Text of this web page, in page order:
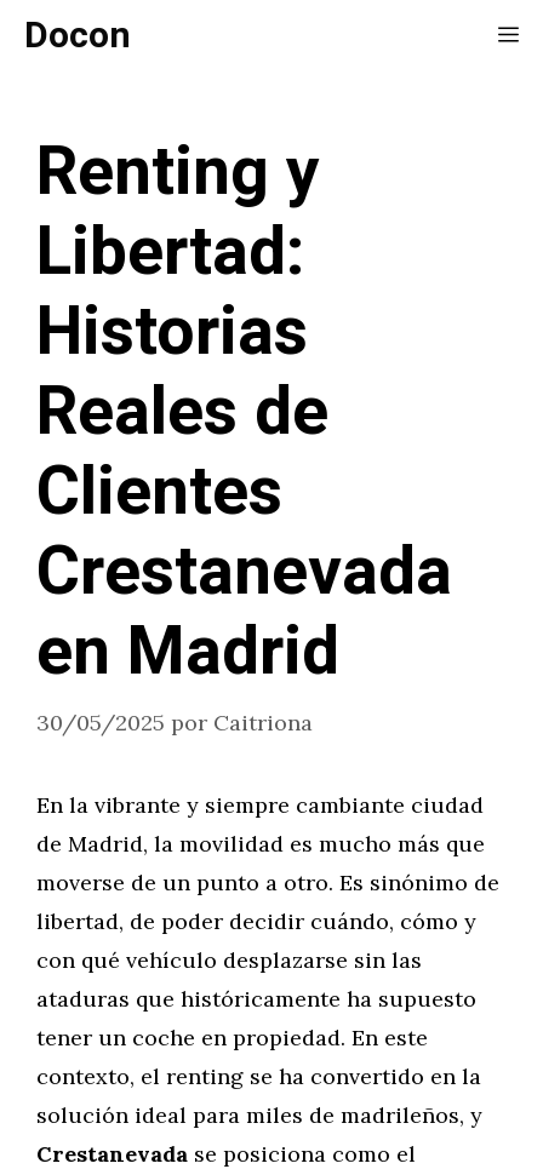
SaltarDocon
Renting y
Libertad:
Historias
Reales de
Clientes
Crestanevada
en Madrid
30/05/2025 por Caitriona
En la vibrante y siempre cambiante ciudad
de Madrid, la movilidad es mucho más que
moverse de un punto a otro. Es sinónimo de
libertad, de poder decidir cuándo, cómo y
con qué vehículo desplazarse sin las
ataduras que históricamente ha supuesto
tener un coche en propiedad. En este
contexto, el renting se ha convertido en la
solución ideal para miles de madrileños, y
Crestanevada se posiciona como el